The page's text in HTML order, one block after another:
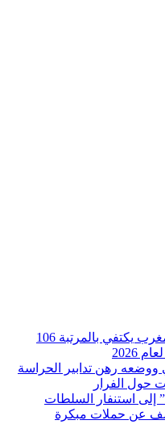
رغم المشاريع والإصلاحات.. المغرب يكتفي بالمرتبة 106
ووضعه رهن تدابير الحراسة
حول الفرار
إلى استنفار السلطات
عن حملات مبكرة